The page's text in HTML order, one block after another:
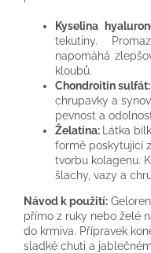
Kyselina
tekutiny.
napomáhá
kloubů.
Chondroitin sulfát:
chrupavky a
pevnost a
Želatina:
Látka
formě poskytující
tvorbu kolagenu.
šlachy, vazy a
Návod k použití:
přímo z ruky nebo želé
do krmiva. Přípravek
sladké chuti a